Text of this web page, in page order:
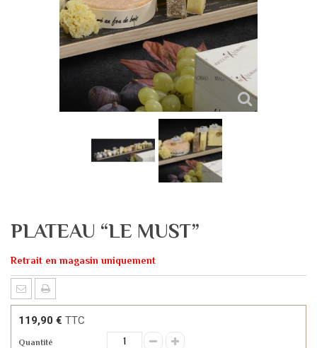
PLATEAU “LE MUST”
Retrait en magasin uniquement
119,90 € TTC
Quantité